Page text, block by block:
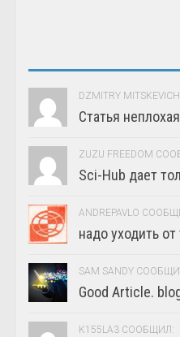
DZMITRY
Статья
ZUZU FREEDOM
Sci-Hub дает
ANDREPAVLO
надо уходить
SAM SANDY
Good Article.
K155LA3 СООБЩИЛ: